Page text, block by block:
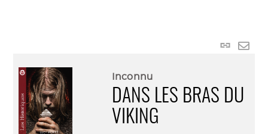
Lien
mail
Inconnu
DANS LES BRAS DU
VIKING